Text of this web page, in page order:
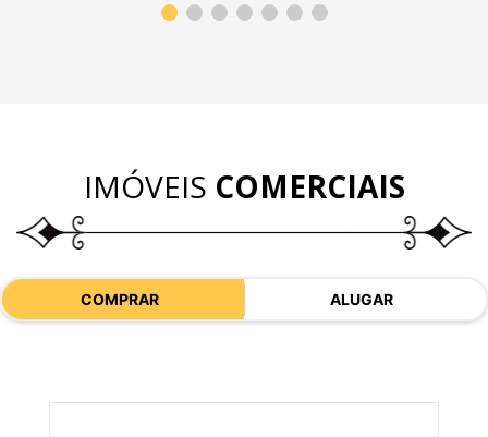
IMÓVEIS COMERCIAIS
COMPRAR ALUGAR